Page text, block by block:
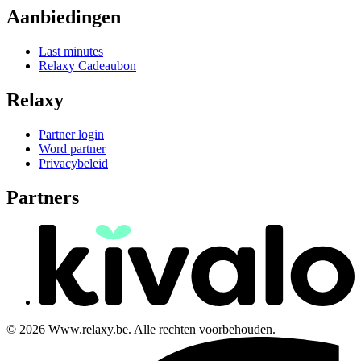
Aanbiedingen
Last minutes
Relaxy Cadeaubon
Relaxy
Partner login
Word partner
Privacybeleid
Partners
© 2026 Www.relaxy.be. Alle rechten voorbehouden.